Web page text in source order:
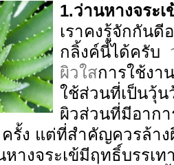
1.ว่านหางจระ
เราคงรู้จักกันดี
กลิ้งค์นี้ได้ครับ
ผิวใสการใช้งา
ใช้ส่วนที่เป็นวุ้น
ผิวส่วนที่มีอาก
รั้ง แต่ที่สำคัญควรล้า
างจระเข้มีฤทธิ์บรรเ